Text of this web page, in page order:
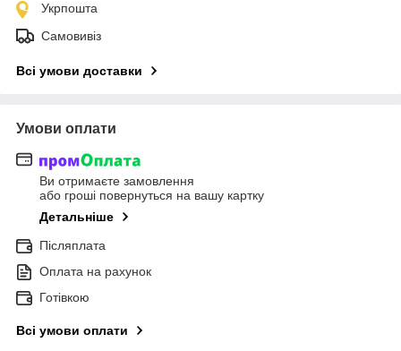
Укрпошта
Самовивіз
Всі умови доставки
Умови оплати
Ви отримаєте замовлення
або гроші повернуться на вашу картку
Детальніше
Післяплата
Оплата на рахунок
Готівкою
Всі умови оплати